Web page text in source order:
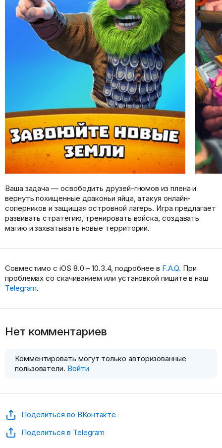
Ваша задача — освободить друзей-гномов из плена и
вернуть похищенные драконьи яйца, атакуя онлайн-
соперников и защищая островной лагерь. Игра предлагает
развивать стратегию, тренировать войска, создавать
магию и захватывать новые территории.
Совместимо с iOS 8.0 – 10.3.4, подробнее в F.A.Q. При
проблемах со скачиванием или установкой пишите в наш
Telegram.
Нет комментариев
Комментировать могут только авторизованные
пользователи. Войти
Поделиться во ВКонтакте
Поделиться в Telegram